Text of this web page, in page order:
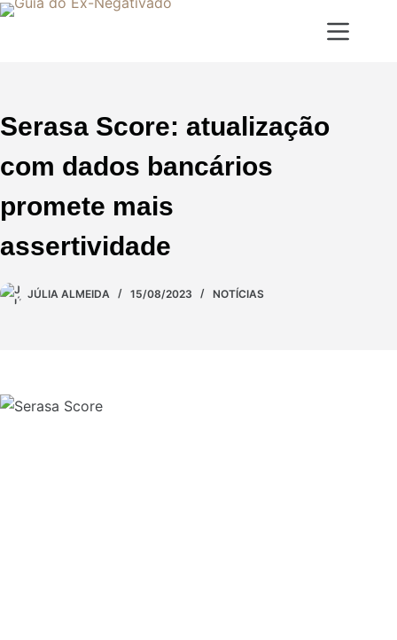
Serasa Score: atualização
com dados bancários
promete mais
assertividade
JÚLIA ALMEIDA 15/08/2023 NOTÍCIAS